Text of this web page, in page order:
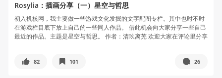
Rosylia：插画分享（一）星空与哲思
初入机核网，我主要做一些游戏文化发掘的文字配图专栏。其中也时不时
在游戏栏目底下放上自己的一些同人作品。 借此机会向大家分享一些自己
最近的作品。主题是星空与哲思。 作者：清玖离芜 欢迎大家在评论里分享
82 101 26